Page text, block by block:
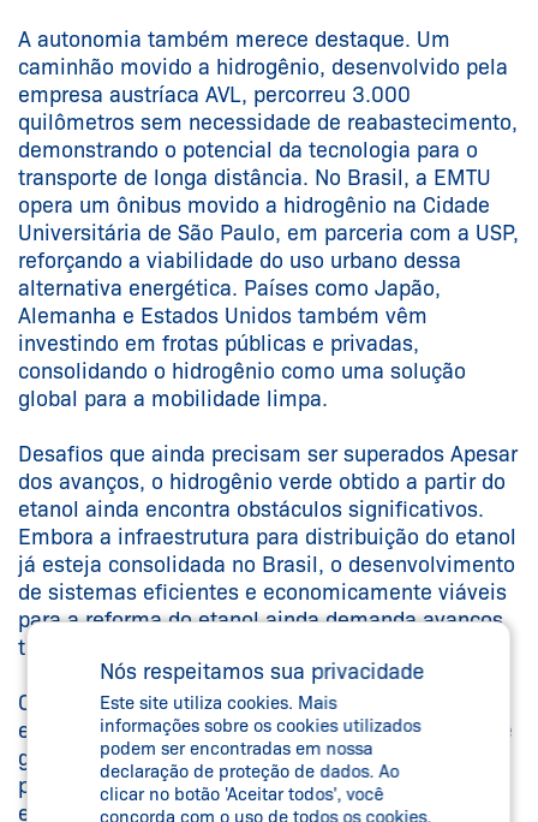
A autonomia também merece destaque. Um
caminhão movido a hidrogênio, desenvolvido pela
empresa austríaca AVL, percorreu 3.000
quilômetros sem necessidade de reabastecimento,
demonstrando o potencial da tecnologia para o
transporte de longa distância. No Brasil, a EMTU
opera um ônibus movido a hidrogênio na Cidade
Universitária de São Paulo, em parceria com a USP,
reforçando a viabilidade do uso urbano dessa
alternativa energética. Países como Japão,
Alemanha e Estados Unidos também vêm
investindo em frotas públicas e privadas,
consolidando o hidrogênio como uma solução
global para a mobilidade limpa.
Desafios que ainda precisam ser superados Apesar
dos avanços, o hidrogênio verde obtido a partir do
etanol ainda encontra obstáculos significativos.
Embora a infraestrutura para distribuição do etanol
já esteja consolidada no Brasil, o desenvolvimento
de sistemas eficientes e economicamente viáveis
para a reforma do etanol ainda demanda avanços
tecnológicos e investimentos em pesquisa.
O custo de implantação de sistemas de reforma
em escala comercial, bem como a necessidade de
garantir a pureza adequada do hidrogênio
produzido, representam entraves importantes. A
eficiência energética do processo de reforma do
Nós respeitamos sua privacidade
Este site utiliza cookies. Mais
informações sobre os cookies utilizados
podem ser encontradas em nossa
declaração de proteção de dados. Ao
clicar no botão 'Aceitar todos', você
concorda com o uso de todos os cookies.